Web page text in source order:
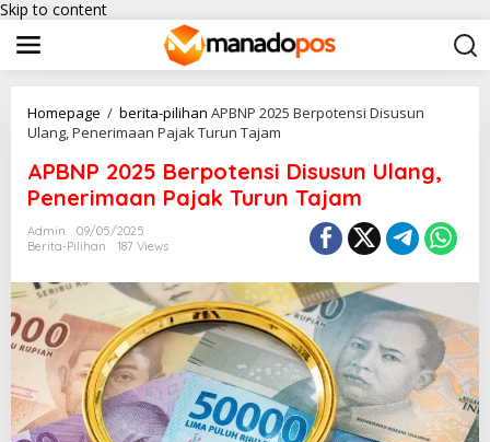
Skip to content
Homepage / berita-pilihan APBNP 2025 Berpotensi Disusun
Ulang, Penerimaan Pajak Turun Tajam
APBNP 2025 Berpotensi Disusun Ulang,
Penerimaan Pajak Turun Tajam
Admin
09/05/2025
Berita-Pilihan
187 Views